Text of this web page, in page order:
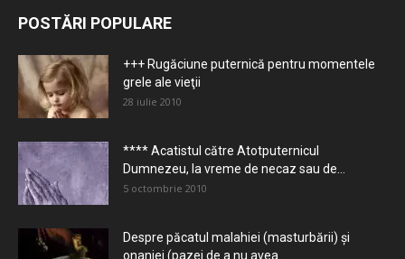
POSTĂRI POPULARE
+++ Rugăciune puternică pentru momentele
grele ale vieţii
28 iulie 2010
**** Acatistul către Atotputernicul
Dumnezeu, la vreme de necaz sau de...
5 octombrie 2010
Despre păcatul malahiei (masturbării) şi
onaniei (pazei de a nu avea...